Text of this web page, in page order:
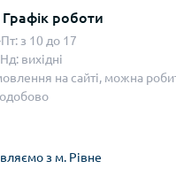
Графік роботи
з 10 до 17
вихідні
на сайті, можна
з м. Рівне